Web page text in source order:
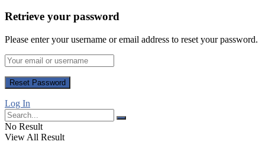
Retrieve your password
Please enter your username or email address to reset your password.
Log In
No Result
View All Result